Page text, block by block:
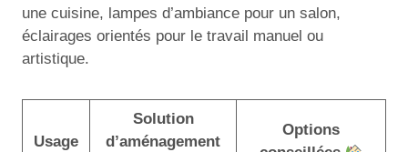
une cuisine, lampes d’ambiance pour un salon,
éclairages orientés pour le travail manuel ou
artistique.
Usage
Solution
d’aménagement
Options